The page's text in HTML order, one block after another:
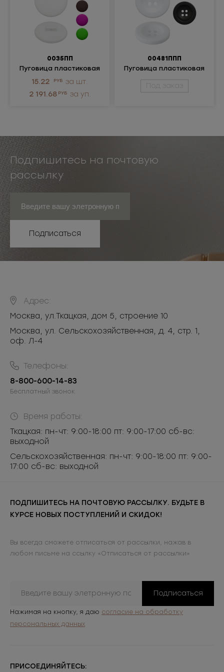
0035ПП
Пуговица пластиковая
15.22 РУБ за шт.
2 191.68 РУБ за уп.
00481ППП
Пуговица пластиковая
Под заказ
Подпишитесь на почтовую
рассылку
Подписаться
Адрес:
Москва, ул.Ткацкая, дом 5, строение 10
Москва, ул. Сельскохозяйственная, д. 4, стр. 1,
оф. Л-4
Телефоны:
8-800-600-14-83
Бесплатный звонок
Время работы:
Ткацкая: пн-чт: 9:00-18:00 пт: 9:00-17:00 сб-вс:
выходной
Сельскохозяйственная: пн-чт: 9:00-18:00 пт: 9:00-
17:00 сб-вс: выходной
ПОДПИШИТЕСЬ НА ПОЧТОВУЮ РАССЫЛКУ. БУДЬТЕ В
КУРСЕ НОВЫХ ПОСТУПЛЕНИЙ И СКИДОК!
Вы всегда сможете отписаться от рассылки, нажав в
любом письме на ссылку «Отписаться от рассылки»
Подписаться
Нажимая на кнопку, я даю согласие на обработку
персональных данных
ПРИСОЕДИНЯЙТЕСЬ: